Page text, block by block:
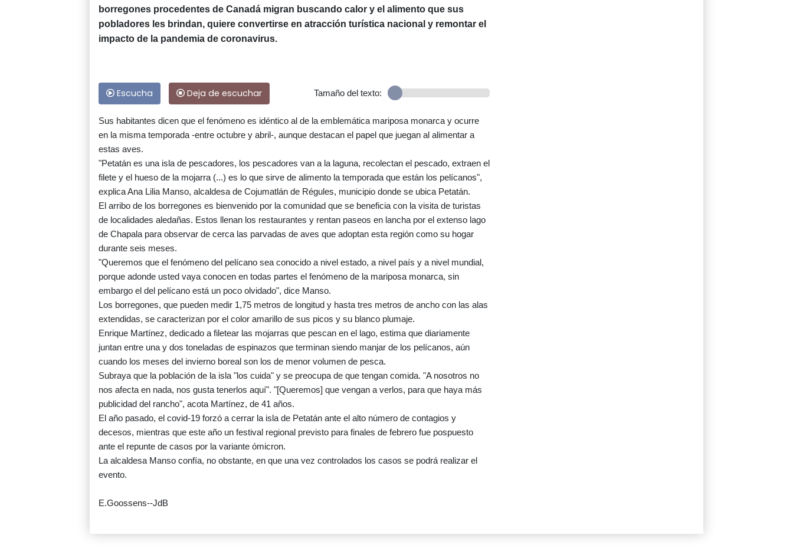
borregones procedentes de Canadá migran buscando calor y el alimento que sus
pobladores les brindan, quiere convertirse en atracción turística nacional y remontar el
impacto de la pandemia de coronavirus.
Escucha Deja de escuchar Tamaño del texto:
Sus habitantes dicen que el fenómeno es idéntico al de la emblemática mariposa monarca y ocurre
en la misma temporada -entre octubre y abril-, aunque destacan el papel que juegan al alimentar a
estas aves.
"Petatán es una isla de pescadores, los pescadores van a la laguna, recolectan el pescado, extraen el
filete y el hueso de la mojarra (...) es lo que sirve de alimento la temporada que están los pelícanos",
explica Ana Lilia Manso, alcaldesa de Cojumatlán de Régules, municipio donde se ubica Petatán.
El arribo de los borregones es bienvenido por la comunidad que se beneficia con la visita de turistas
de localidades aledañas. Estos llenan los restaurantes y rentan paseos en lancha por el extenso lago
de Chapala para observar de cerca las parvadas de aves que adoptan esta región como su hogar
durante seis meses.
"Queremos que el fenómeno del pelícano sea conocido a nivel estado, a nivel país y a nivel mundial,
porque adonde usted vaya conocen en todas partes el fenómeno de la mariposa monarca, sin
embargo el del pelícano está un poco olvidado", dice Manso.
Los borregones, que pueden medir 1,75 metros de longitud y hasta tres metros de ancho con las alas
extendidas, se caracterizan por el color amarillo de sus picos y su blanco plumaje.
Enrique Martínez, dedicado a filetear las mojarras que pescan en el lago, estima que diariamente
juntan entre una y dos toneladas de espinazos que terminan siendo manjar de los pelícanos, aún
cuando los meses del invierno boreal son los de menor volumen de pesca.
Subraya que la población de la isla "los cuida" y se preocupa de que tengan comida. "A nosotros no
nos afecta en nada, nos gusta tenerlos aquí". "[Queremos] que vengan a verlos, para que haya más
publicidad del rancho", acota Martínez, de 41 años.
El año pasado, el covid-19 forzó a cerrar la isla de Petatán ante el alto número de contagios y
decesos, mientras que este año un festival regional previsto para finales de febrero fue pospuesto
ante el repunte de casos por la variante ómicron.
La alcaldesa Manso confía, no obstante, en que una vez controlados los casos se podrá realizar el
evento.
E.Goossens--JdB